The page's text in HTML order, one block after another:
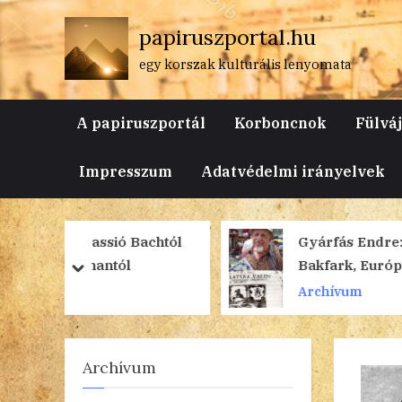
Skip
to
content
papiruszportal.hu
egy korszak kulturális lenyomata
A papiruszportál Korboncnok
Impresszum Adatvédelmi irányelvek
Gyárfás Endre:
Bakfark, Európa
lantosa
Archívum
prev
next
Archívum